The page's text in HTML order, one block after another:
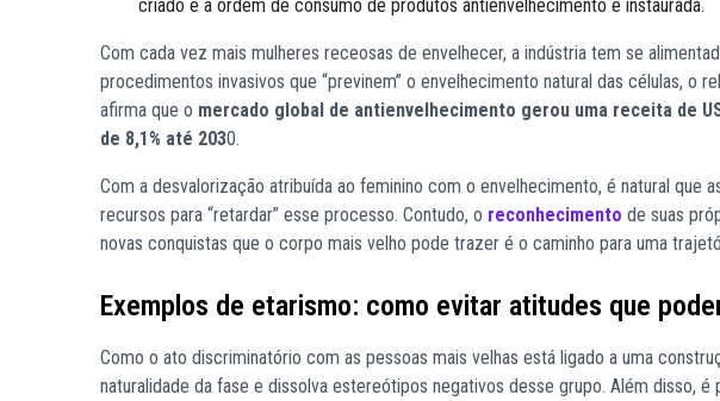
criado e a ordem de consumo de produtos antienvelhecimento é instaurada.
Com cada vez mais mulheres receosas de envelhecer, a indústria tem se
procedimentos invasivos que “previnem” o envelhecimento natural das células, o
afirma que o mercado global de antienvelhecimento gerou uma receita de
de 8,1% até 2030.
Com a desvalorização atribuída ao feminino com o envelhecimento, é natural que
recursos para “retardar” esse processo. Contudo, o reconhecimento de suas
novas conquistas que o corpo mais velho pode trazer é o caminho para uma
Exemplos de etarismo: como evitar atitudes que
Como o ato discriminatório com as pessoas mais velhas está ligado a uma
naturalidade da fase e dissolva estereótipos negativos desse grupo. Além disso,